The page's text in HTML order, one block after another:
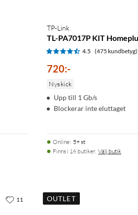
TP-Link
TL-PA7017P KIT
4.5 (475 kundbetyg)
720:-
Nyskick
Upp till 1 Gb/s
Blockerar inte eluttaget
Online: 5+ st
Finns i 16 butiker. Välj butik
11 OUTLET